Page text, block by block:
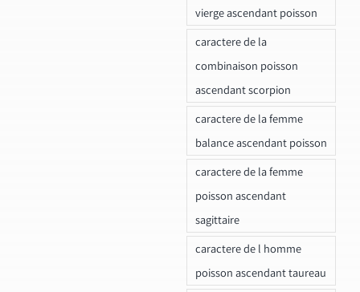
vierge ascendant poisson
caractere de la
combinaison poisson
ascendant scorpion
caractere de la femme
balance ascendant poisson
caractere de la femme
poisson ascendant
sagittaire
caractere de l homme
poisson ascendant taureau